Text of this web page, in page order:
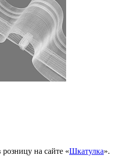
на сайте «Шкатулка».